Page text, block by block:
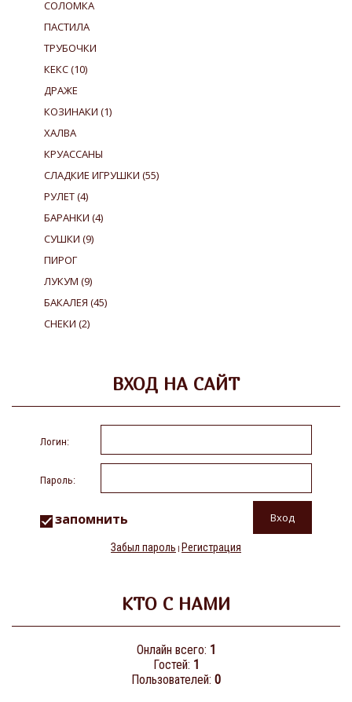
СОЛОМКА
ПАСТИЛА
ТРУБОЧКИ
КЕКС(10)
ДРАЖЕ
КОЗИНАКИ (1)
ХАЛВА
КРУАССАНЫ
СЛАДКИЕ ИГРУШКИ (55)
РУЛЕТ(4)
БАРАНКИ (4)
СУШКИ (9)
ПИРОГ
ЛУКУМ (9)
БАКАЛЕЯ (45)
СНЕКИ (2)
ВХОД НА САЙТ
Логин:
Пароль:
запомнить
Забыл пароль | Регистрация
КТО С НАМИ
Онлайн всего: 1
Гостей: 1
Пользователей: 0